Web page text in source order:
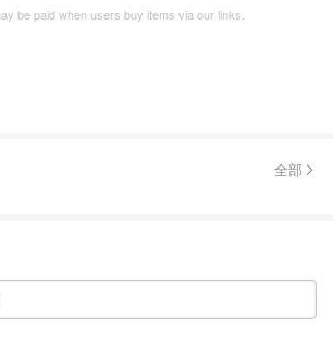
be paid when users buy items via our links.
全部